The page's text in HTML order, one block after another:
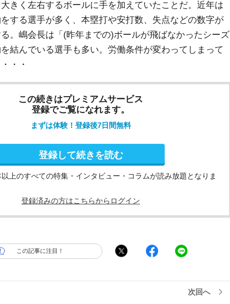
きく左右するボールに手を加えていたことだ。近年は
する選手が多く、本塁打や安打数、失点などの数字が
。嶋会長は「(昨年までの)ボールが飛ばなかったシーズ
結んでいる選手も多い。労働条件が変わってしまって
・・
この続きはプレミアムサービス
登録でご覧になれます。
まずは体験！登録後7日間無料
登録して続きを読む
上のすべての特集・インタビュー・コラムが読み放題となりま
登録済みの方はこちらからログイン
この記事に注目！
次回へ